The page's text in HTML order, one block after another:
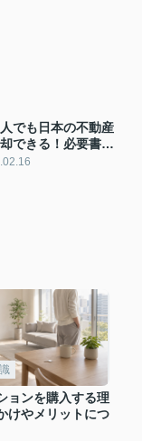
でも日本の不動産
できる！必要書類
る税金を解説
ョンを購入する理
けやメリットにつ